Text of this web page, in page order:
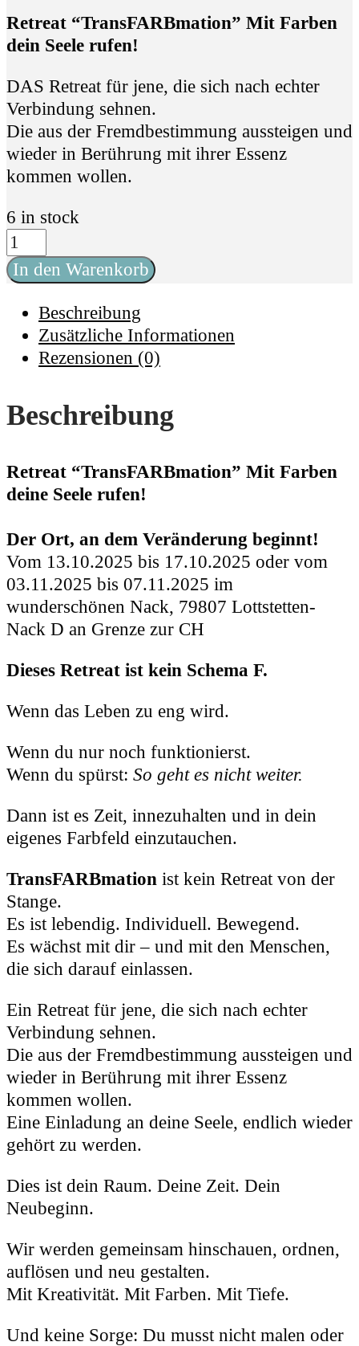
Retreat “TransFARBmation” Mit Farben
dein Seele rufen!
DAS Retreat für jene, die sich nach echter
Verbindung sehnen.
Die aus der Fremdbestimmung aussteigen und
wieder in Berührung mit ihrer Essenz
kommen wollen.
6 in stock
Retreat
"TransFARBmation
-
mit
Farben
deine
Seele
Preis
4
Personen
Menge
In den Warenkorb
Beschreibung
Zusätzliche Informationen
Rezensionen (0)
Beschreibung
Retreat “TransFARBmation” Mit Farben
deine Seele rufen!
Der Ort, an dem Veränderung beginnt!
Vom 13.10.2025 bis 17.10.2025 oder vom
03.11.2025 bis 07.11.2025 im
wunderschönen Nack, 79807 Lottstetten-
Nack D an Grenze zur CH
Dieses Retreat ist kein Schema F.
Wenn das Leben zu eng wird.
Wenn du nur noch funktionierst.
Wenn du spürst: So geht es nicht weiter.
Dann ist es Zeit, innezuhalten und in dein
eigenes Farbfeld einzutauchen.
TransFARBmation ist kein Retreat von der
Stange.
Es ist lebendig. Individuell. Bewegend.
Es wächst mit dir – und mit den Menschen,
die sich darauf einlassen.
Ein Retreat für jene, die sich nach echter
Verbindung sehnen.
Die aus der Fremdbestimmung aussteigen und
wieder in Berührung mit ihrer Essenz
kommen wollen.
Eine Einladung an deine Seele, endlich wieder
gehört zu werden.
Dies ist dein Raum. Deine Zeit. Dein
Neubeginn.
Wir werden gemeinsam hinschauen, ordnen,
auflösen und neu gestalten.
Mit Kreativität. Mit Farben. Mit Tiefe.
Und keine Sorge: Du musst nicht malen oder